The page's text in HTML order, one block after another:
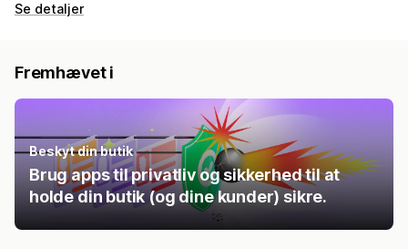
Se detaljer
Fremhævet i
Beskyt din butik
Brug apps til privatliv og sikkerhed til at
holde din butik (og dine kunder) sikre.